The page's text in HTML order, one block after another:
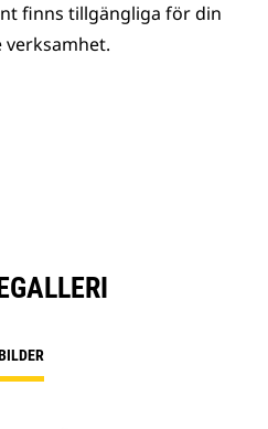
finns tillgängliga för din
verksamhet.